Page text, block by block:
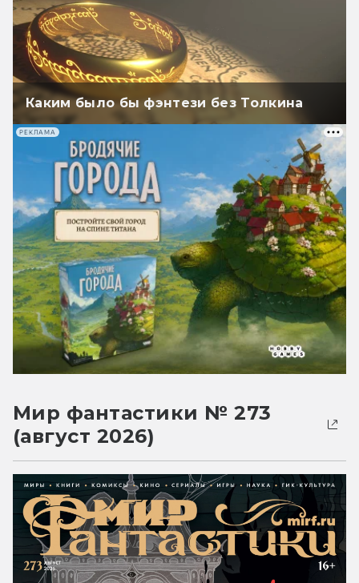
Каким было бы фэнтези без Толкина
РЕКЛАМА
Мир фантастики № 273
(август 2026)